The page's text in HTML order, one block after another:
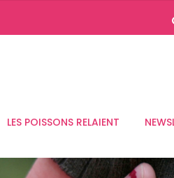
LES POISSONS RELAIENT